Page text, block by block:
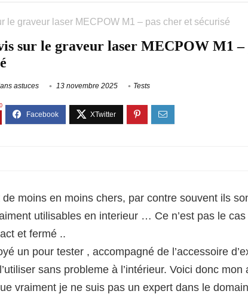
le graveur laser MECPOW M1 – pas cher et sécurisé
sur le graveur laser MECPOW M1 –
astuces 13 novembre 2025 Tests
0
moins en moins chers, par contre souvent ils
utilisables en interieur … Ce n’est pas le
et fermé ..
un pour tester , accompagné de l’accessoire
sans probleme à l’intérieur. Voici donc
vraiment je ne suis pas un expert dans le